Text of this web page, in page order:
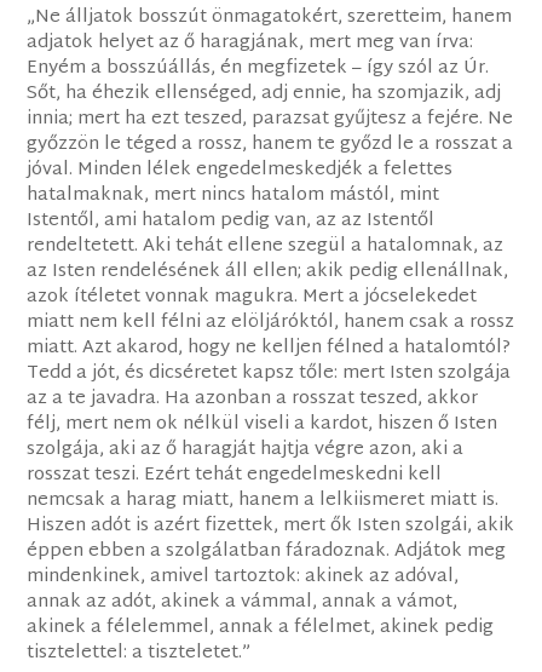
„Ne álljatok bosszút önmagatokért, szeretteim, hanem
adjatok helyet az ő haragjának, mert meg van írva:
Enyém a bosszúállás, én megfizetek – így szól az Úr.
Sőt, ha éhezik ellenséged, adj ennie, ha szomjazik, adj
innia; mert ha ezt teszed, parazsat gyűjtesz a fejére. Ne
győzzön le téged a rossz, hanem te győzd le a rosszat a
jóval. Minden lélek engedelmeskedjék a felettes
hatalmaknak, mert nincs hatalom mástól, mint
Istentől, ami hatalom pedig van, az az Istentől
rendeltetett. Aki tehát ellene szegül a hatalomnak, az
az Isten rendelésének áll ellen; akik pedig ellenállnak,
azok ítéletet vonnak magukra. Mert a jócselekedet
miatt nem kell félni az elöljáróktól, hanem csak a rossz
miatt. Azt akarod, hogy ne kelljen félned a hatalomtól?
Tedd a jót, és dicséretet kapsz tőle: mert Isten szolgája
az a te javadra. Ha azonban a rosszat teszed, akkor
félj, mert nem ok nélkül viseli a kardot, hiszen ő Isten
szolgája, aki az ő haragját hajtja végre azon, aki a
rosszat teszi. Ezért tehát engedelmeskedni kell
nemcsak a harag miatt, hanem a lelkiismeret miatt is.
Hiszen adót is azért fizettek, mert ők Isten szolgái, akik
éppen ebben a szolgálatban fáradoznak. Adjátok meg
mindenkinek, amivel tartoztok: akinek az adóval,
annak az adót, akinek a vámmal, annak a vámot,
akinek a félelemmel, annak a félelmet, akinek pedig
tisztelettel: a tiszteletet.”